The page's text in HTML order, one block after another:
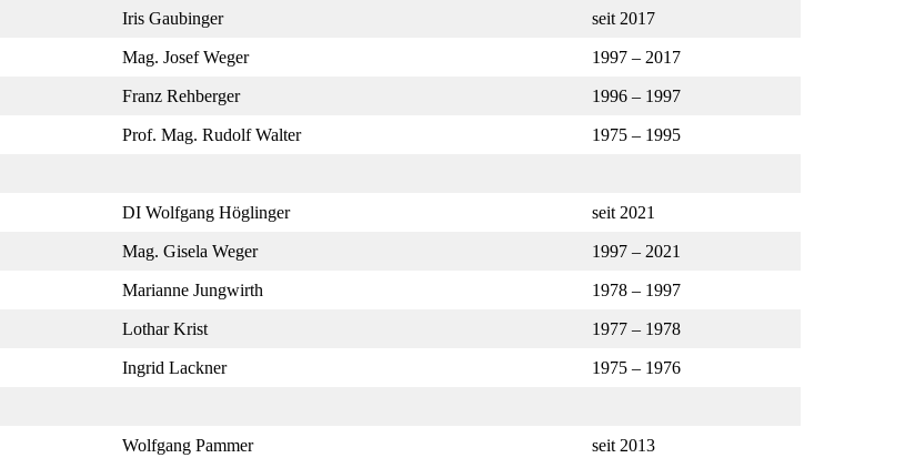
Iris Gaubinger seit 2017
Mag. Josef Weger 1997 – 2017
Franz Rehberger 1996 – 1997
Prof. Mag. Rudolf Walter 1975 – 1995
DI Wolfgang Höglinger seit 2021
Mag. Gisela Weger 1997 – 2021
Marianne Jungwirth 1978 – 1997
Lothar Krist 1977 – 1978
Ingrid Lackner 1975 – 1976
Wolfgang Pammer seit 2013